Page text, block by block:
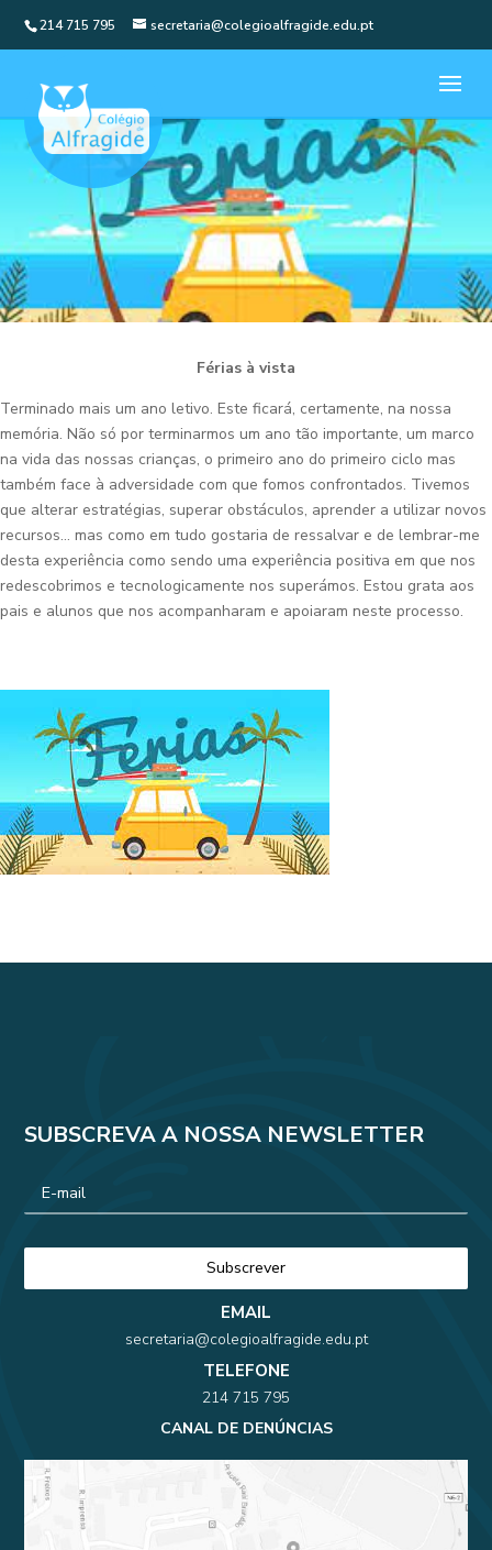
214 715 795 secretaria@colegioalfragide.edu.pt
Férias à vista
Terminado mais um ano letivo. Este ficará, certamente, na nossa
memória. Não só por terminarmos um ano tão importante, um marco
na vida das nossas crianças, o primeiro ano do primeiro ciclo mas
também face à adversidade com que fomos confrontados. Tivemos
que alterar estratégias, superar obstáculos, aprender a utilizar novos
recursos… mas como em tudo gostaria de ressalvar e de lembrar-me
desta experiência como sendo uma experiência positiva em que nos
redescobrimos e tecnologicamente nos superámos. Estou grata aos
pais e alunos que nos acompanharam e apoiaram neste processo.
SUBSCREVA A NOSSA NEWSLETTER
EMAIL
secretaria@colegioalfragide.edu.pt
TELEFONE
214 715 795
CANAL DE DENÚNCIAS